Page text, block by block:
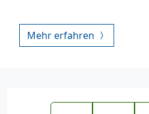
Mehr erfahren